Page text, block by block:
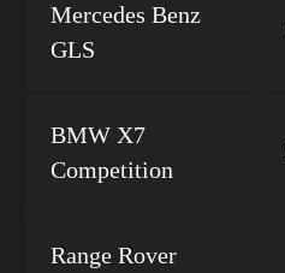
Mercedes Benz
GLS
BMW X7
Competition
Range Rover